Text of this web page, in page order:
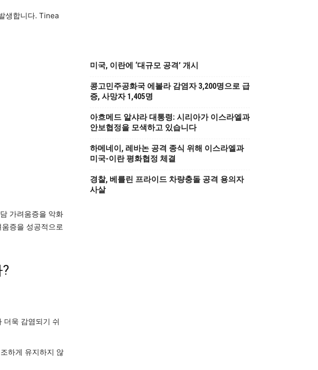
생합니다. Tinea
가려움증을 악화
증을 성공적으로
더욱 감염되기 쉬
하게 유지하지 않
미국, 이란에 ‘대규모 공격’ 개시
콩고민주공화국 에볼라 감염자 3,200명으로 급
증, 사망자 1,405명
아흐메드 알샤라 대통령: 시리아가 이스라엘과
안보협정을 모색하고 있습니다
하메네이, 레바논 공격 종식 위해 이스라엘과
미국-이란 평화협정 체결
경찰, 베를린 프라이드 차량충돌 공격 용의자
사살